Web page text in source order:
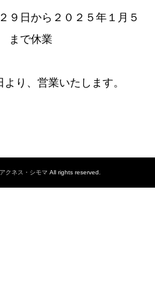
９日から２０２５年１月５
まで休業
り、営業いたします。
クネス・シモマ All rights reserved.